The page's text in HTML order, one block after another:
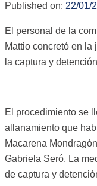
Published on: 22/01/
El personal de la
Mattio concretó en la
la captura y
El procedimiento se
allanamiento que
Macarena
Gabriela Seró. La
de captura y